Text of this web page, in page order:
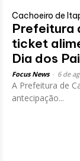
Cachoeiro de
Prefeitura
ticket
Dia dos
Focus News 6 de
A Prefeitura de
antecipação...